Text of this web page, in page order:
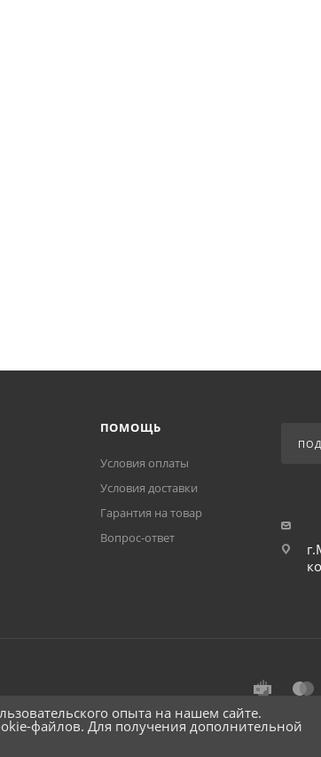
ПОМОЩЬ
Условия оплаты
Условия доставки
Гарантия на товар
Вопрос-ответ
опыта на нашем сайте.
файлов. Для получения дополнительной